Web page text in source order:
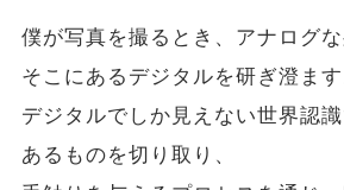
僕が写真を撮るとき、アナログ
そこにあるデジタルを研ぎ澄ます
デジタルでしか見えない世界認
あるものを切り取り、